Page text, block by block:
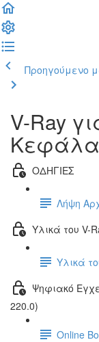
Προηγούμενο
V-Ray
ΟΔΗΓΙΕΣ
Λήψη
Υλικά του V-
Υλικά
Ψηφιακό
220.0)
Online